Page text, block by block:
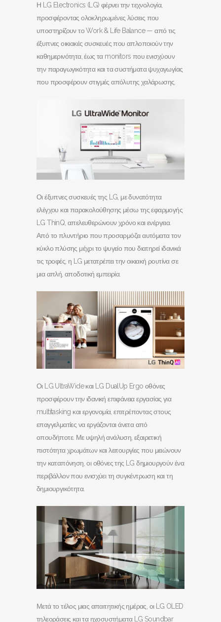
Η LG Electronics (LG) φέρνει την τεχνολογία,
προσφέροντας ολοκληρωμένες λύσεις που
υποστηρίζουν το Work & Life Balance — από τις
έξυπνες οικιακές συσκευές που απλοποιούν την
καθημερινότητα, έως τα monitors που ενισχύουν
την παραγωγικότητα και τα συστήματα ψυχαγωγίας
που προσφέρουν στιγμές απόλυτης χαλάρωσης.
Οι έξυπνες συσκευές της LG, με δυνατότητα
ελέγχου και παρακολούθησης μέσω της εφαρμογής
LG ThinQ, απελευθερώνουν χρόνο και ενέργεια.
Από το πλυντήριο που προσαρμόζει αυτόματα τον
κύκλο πλύσης μέχρι το ψυγείο που διατηρεί ιδανικά
τις τροφές, η LG μετατρέπει την οικιακή ρουτίνα σε
μια απλή, αποδοτική εμπειρία.
Οι LG UltraWide και LG DualUp Ergo οθόνες
προσφέρουν την ιδανική επιφάνεια εργασίας για
multitasking και εργονομία, επιτρέποντας στους
επαγγελματίες να εργάζονται άνετα από
οπουδήποτε. Με υψηλή ανάλυση, εξαιρετική
πιστότητα χρωμάτων και λειτουργίες που μειώνουν
την καταπόνηση, οι οθόνες της LG δημιουργούν ένα
περιβάλλον που ενισχύει τη συγκέντρωση και τη
δημιουργικότητα.
Μετά το τέλος μιας απαιτητικής ημέρας, οι LG OLED
τηλεοράσεις και τα ηχοσυστήματα LG Soundbar